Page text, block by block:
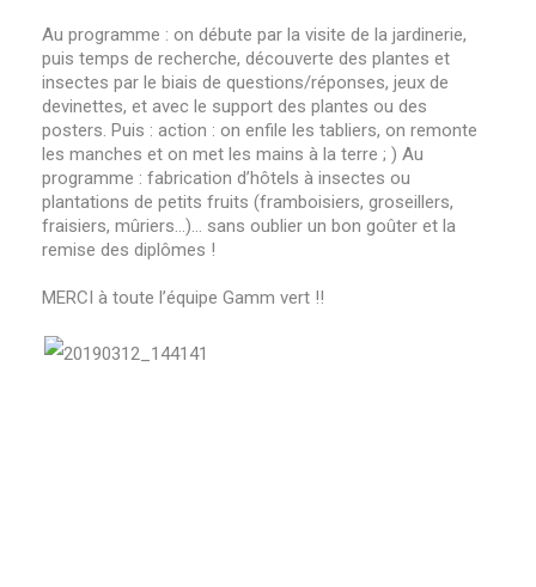
Au programme : on débute par la visite de la jardinerie,
puis temps de recherche, découverte des plantes et
insectes par le biais de questions/réponses, jeux de
devinettes, et avec le support des plantes ou des
posters. Puis : action : on enfile les tabliers, on remonte
les manches et on met les mains à la terre ; ) Au
programme : fabrication d’hôtels à insectes ou
plantations de petits fruits (framboisiers, groseillers,
fraisiers, mûriers…)… sans oublier un bon goûter et la
remise des diplômes !
MERCI à toute l’équipe Gamm vert !!